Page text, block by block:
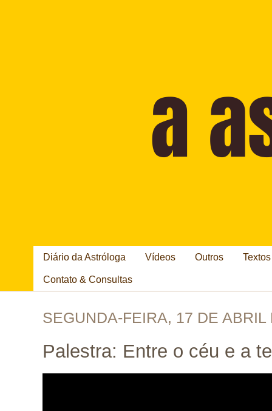
Diário da Astróloga Vídeos Outros
Contato & Consultas
SEGUNDA-FEIRA, 17 DE ABRIL
Palestra: Entre o céu e a